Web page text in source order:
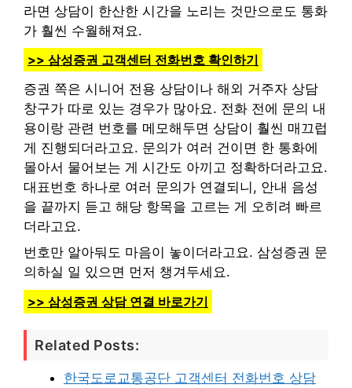
라면 상담이 한산한 시간을 노리는 것만으로도 통화
가 훨씬 수월해져요.
>> 삼성증권 고객센터 전화번호 확인하기
증권 쪽은 시니어 전용 상담이나 해외 거주자 상담
창구가 따로 있는 경우가 많아요. 전화 전에 문의 내
용이랑 관련 번호를 메모해두면 상담이 훨씬 매끄럽
게 진행되더라고요. 문의가 여러 건이면 한 통화에
몰아서 물어보는 게 시간도 아끼고 정확하더라고요.
대표번호 하나로 여러 문의가 연결되니, 안내 음성
을 끝까지 듣고 해당 항목을 고르는 게 오히려 빠르
더라고요.
번호만 알아둬도 마음이 놓이더라고요. 삼성증권 문
의하실 일 있으면 먼저 챙겨두세요.
>> 삼성증권 상담 연결 바로가기
Related Posts:
한국도로교통공단 고객센터 전화번호 상담